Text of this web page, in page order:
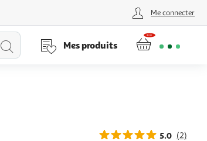
Me connecter
Lancer
Mes produits
5.0 (2)